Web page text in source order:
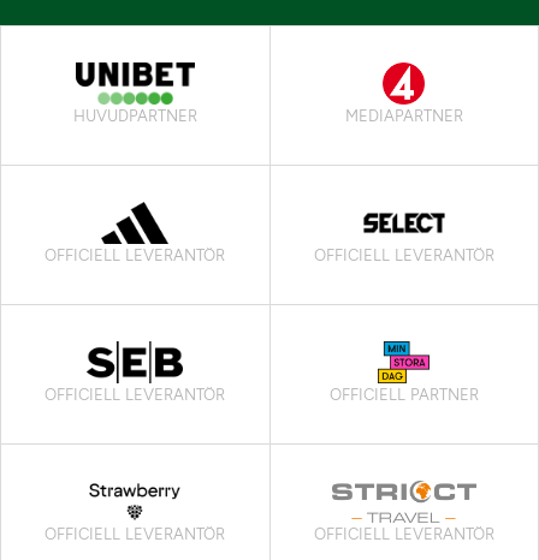
HUVUDPARTNER MEDIAPARTNER
OFFICIELL LEVERANTÖR OFFICIELL LEVERANTÖR
OFFICIELL LEVERANTÖR OFFICIELL PARTNER
OFFICIELL LEVERANTÖR OFFICIELL LEVERANTÖR